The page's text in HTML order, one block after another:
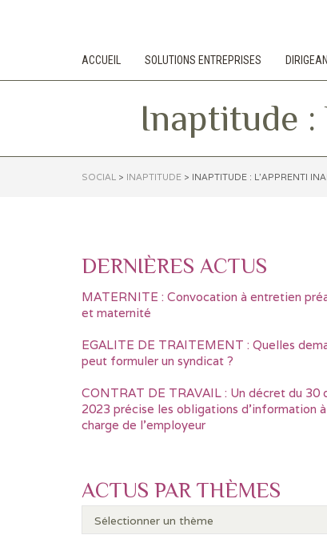
ACCUEIL SOLUTIONS ENTREPRISES
Inaptitude :
SOCIAL > INAPTITUDE > INAPTITUDE : L’APPRENTI
DERNIÈRES ACTUS
MATERNITE : Convocation à entretien
et maternité
EGALITE DE TRAITEMENT : Quelles
peut formuler un syndicat ?
CONTRAT DE TRAVAIL : Un décret du 30
2023 précise les obligations d’information
charge de l’employeur
ACTUS PAR THÈMES